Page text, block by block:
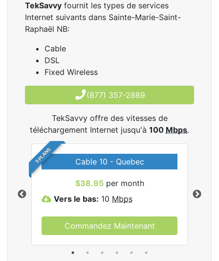
TekSavvy fournit les types de services
Internet suivants dans Sainte-Marie-Saint-
Raphaël NB:
Cable
DSL
Fixed Wireless
(877) 357-2889
TekSavvy offre des vitesses de
téléchargement Internet jusqu'à 100 Mbps.
5 PLANS Cable 10 - Quebec
$38.95per month
Vers le bas: 10 Mbps
Commandez Maintenant